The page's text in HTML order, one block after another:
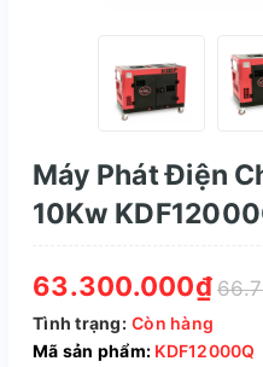
Máy Phát Điện
10Kw
63.300.000₫
Tình trạng: Còn hàng
Mã sản phẩm: KDF12000Q